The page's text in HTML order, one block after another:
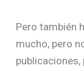
Pero también
mucho, pero
publicaciones,